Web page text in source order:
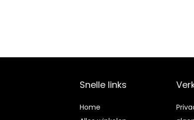
Snelle links
Home